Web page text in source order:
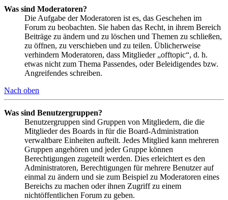
Was sind Moderatoren?
Die Aufgabe der Moderatoren ist es, das Geschehen im
Forum zu beobachten. Sie haben das Recht, in ihrem Bereich
Beiträge zu ändern und zu löschen und Themen zu schließen,
zu öffnen, zu verschieben und zu teilen. Üblicherweise
verhindern Moderatoren, dass Mitglieder „offtopic“, d. h.
etwas nicht zum Thema Passendes, oder Beleidigendes bzw.
Angreifendes schreiben.
Nach oben
Was sind Benutzergruppen?
Benutzergruppen sind Gruppen von Mitgliedern, die die
Mitglieder des Boards in für die Board-Administration
verwaltbare Einheiten aufteilt. Jedes Mitglied kann mehreren
Gruppen angehören und jeder Gruppe können
Berechtigungen zugeteilt werden. Dies erleichtert es den
Administratoren, Berechtigungen für mehrere Benutzer auf
einmal zu ändern und sie zum Beispiel zu Moderatoren eines
Bereichs zu machen oder ihnen Zugriff zu einem
nichtöffentlichen Forum zu geben.